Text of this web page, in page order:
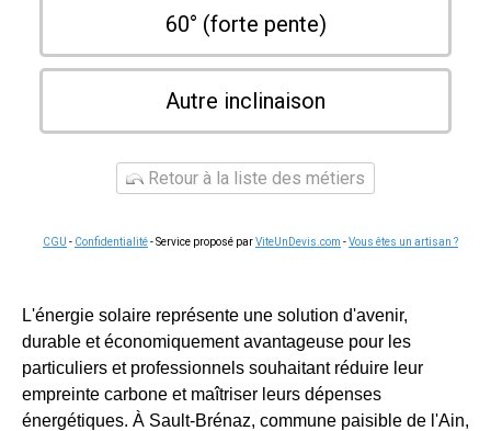
60° (forte pente)
Autre inclinaison
Retour à la liste des métiers
CGU - Confidentialité- Service proposé parViteUnDevis.com -Vous êtes un artisan ?
L'énergie solaire représente une solution d'avenir,
durable et économiquement avantageuse pour les
particuliers et professionnels souhaitant réduire leur
empreinte carbone et maîtriser leurs dépenses
énergétiques. À Sault-Brénaz, commune paisible de l'Ain,